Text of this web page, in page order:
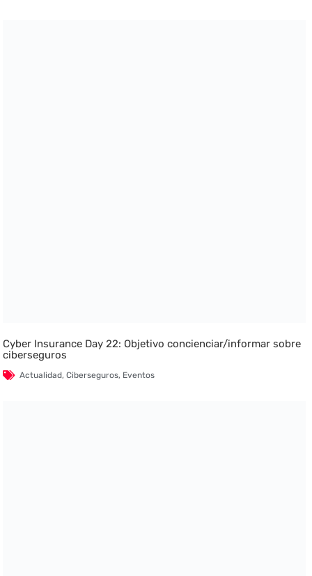
Cyber Insurance Day 22: Objetivo concienciar/informar sobre
ciberseguros
Actualidad,Ciberseguros, Eventos